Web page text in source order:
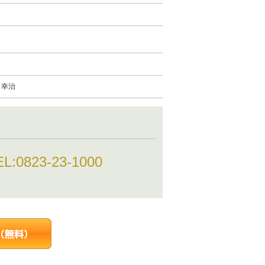
治
0823-23-1000